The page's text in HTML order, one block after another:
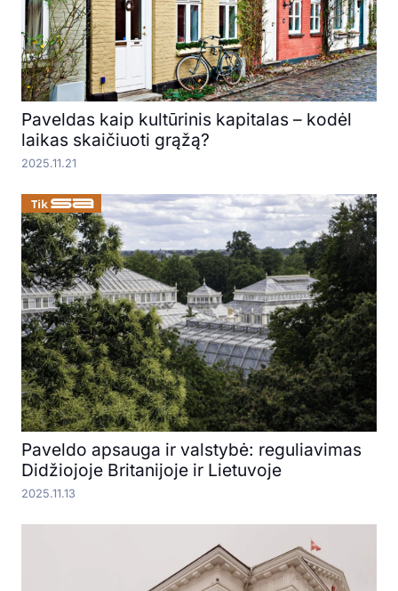
Paveldas kaip kultūrinis kapitalas – kodėl
laikas skaičiuoti grąžą?
2025.11.21
Paveldo apsauga ir valstybė: reguliavimas
Didžiojoje Britanijoje ir Lietuvoje
2025.11.13